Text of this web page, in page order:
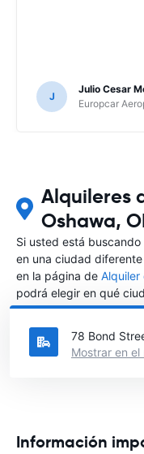
J
Julio Cesar
Europcar
Alquileres
Oshawa,
Si usted está
en una ciudad
en la página de Alquiler
podrá elegir en qué
coche.
78 Bond
Mostrar en el
Información